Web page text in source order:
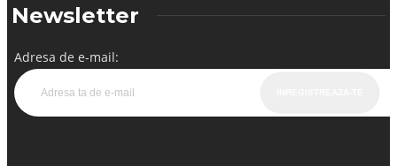
Newsletter
Adresa de e-mail: